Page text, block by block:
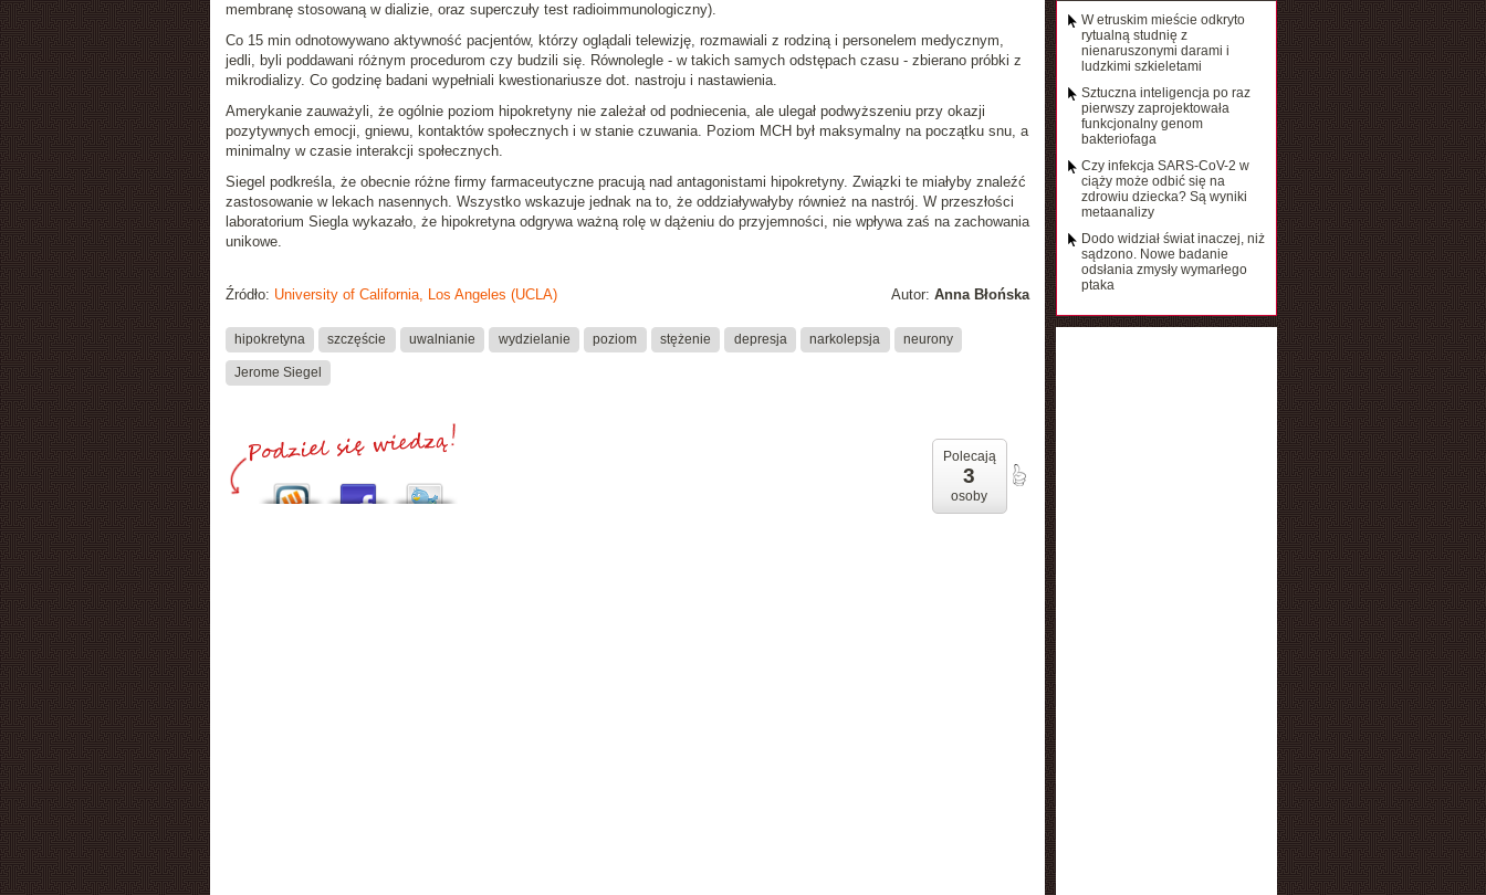
membranę stosowaną w dializie, oraz superczuły test radioimmunologiczny).
Co 15 min odnotowywano aktywność pacjentów, którzy oglądali telewizję, rozmawiali z rodziną i personelem medycznym,
jedli, byli poddawani różnym procedurom czy budzili się. Równolegle - w takich samych odstępach czasu - zbierano próbki z
mikrodializy. Co godzinę badani wypełniali kwestionariusze dot. nastroju i nastawienia.
Amerykanie zauważyli, że ogólnie poziom hipokretyny nie zależał od podniecenia, ale ulegał podwyższeniu przy okazji
pozytywnych emocji, gniewu, kontaktów społecznych i w stanie czuwania. Poziom MCH był maksymalny na początku snu, a
minimalny w czasie interakcji społecznych.
Siegel podkreśla, że obecnie różne firmy farmaceutyczne pracują nad antagonistami hipokretyny. Związki te miałyby znaleźć
zastosowanie w lekach nasennych. Wszystko wskazuje jednak na to, że oddziaływałyby również na nastrój. W przeszłości
laboratorium Siegla wykazało, że hipokretyna odgrywa ważną rolę w dążeniu do przyjemności, nie wpływa zaś na zachowania
unikowe.
Autor: Anna Błońska
Źródło: University of California, Los Angeles (UCLA)
hipokretyna szczęście uwalnianie wydzielanie poziom stężenie depresja narkolepsja neurony
Jerome Siegel
Polecają
3
osoby
W etruskim mieście odkryto
rytualną studnię z
nienaruszonymi darami i
ludzkimi szkieletami
Sztuczna inteligencja po raz
pierwszy zaprojektowała
funkcjonalny genom
bakteriofaga
Czy infekcja SARS-CoV-2 w
ciąży może odbić się na
zdrowiu dziecka? Są wyniki
metaanalizy
Dodo widział świat inaczej, niż
sądzono. Nowe badanie
odsłania zmysły wymarłego
ptaka